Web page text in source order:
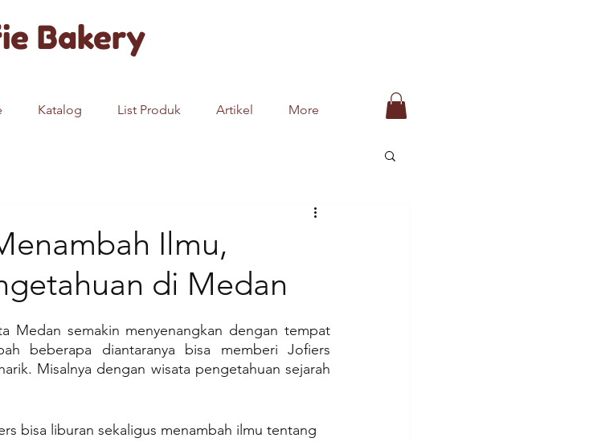
Bakery
Katalog List Produk Artikel More
Ilmu,
di Medan
Medan semakin menyenangkan dengan tempat
beberapa diantaranya bisa memberi Jofiers
Misalnya dengan wisata pengetahuan sejarah
bisa liburan sekaligus menambah ilmu tentang